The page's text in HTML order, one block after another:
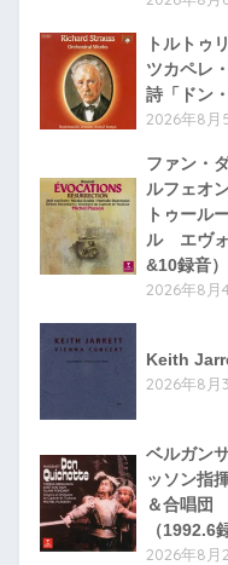
トルトゥ
ツカペレ
詩「ドン
2026年8月
ファン・
ルフェオ
トゥール
ル エヴォ
&10録音
2026年8月
Keith
2026年8月
ベルガン
ッソン指
＆合唱団
（1992.6
2026年8月